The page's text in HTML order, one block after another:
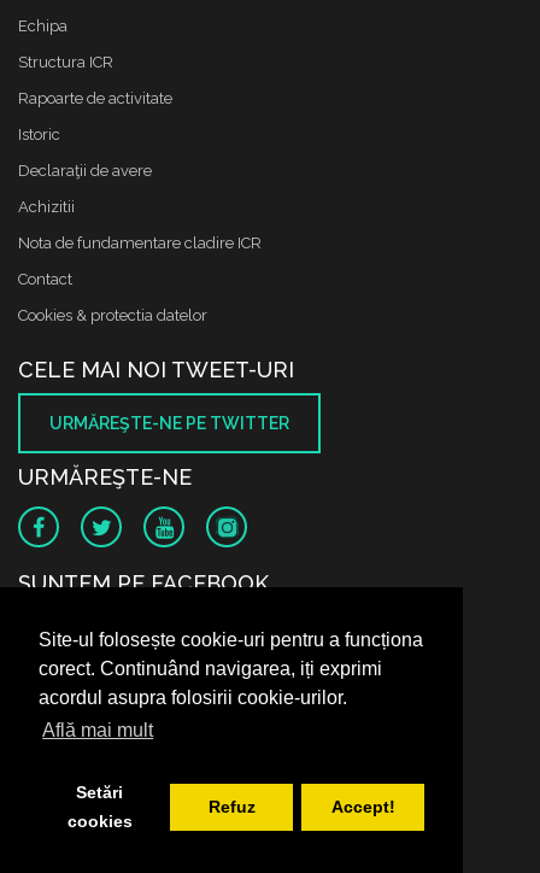
Site-ul folosește cookie-uri pentru a funcționa
corect. Continuând navigarea, iți exprimi
acordul asupra folosirii cookie-urilor.
Află mai mult
Setări
cookies
Refuz Accept!
Echipa
Structura ICR
Rapoarte de activitate
Istoric
Declaraţii de avere
Achizitii
Nota de fundamentare cladire ICR
Contact
Cookies & protectia datelor
CELE MAI NOI TWEET-URI
URMĂREŞTE-NE PE TWITTER
URMĂREŞTE-NE
SUNTEM PE FACEBOOK